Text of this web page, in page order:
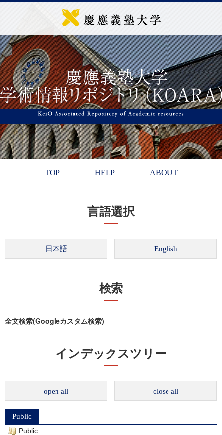
TOP HELP ABOUT
言語選択
検索
全文検索(Googleカスタム検索)
インデックスツリー
open all close all
Public
Public